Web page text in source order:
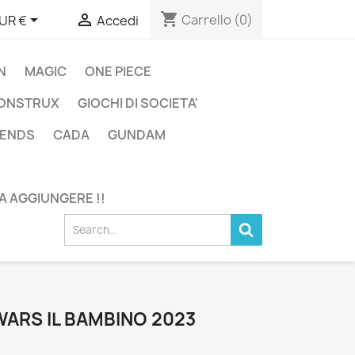
€  Accedi shopping_cart Carrello (0)
MAGIC
ONE PIECE
GIOCHI DI SOCIETA'
CADA
GUNDAM
AGGIUNGERE !!
IL BAMBINO 2023